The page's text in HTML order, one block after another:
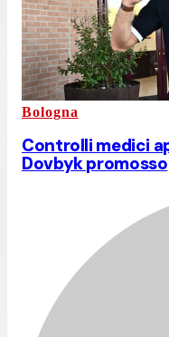
Bologna
Controlli medici
Dovbyk promosso